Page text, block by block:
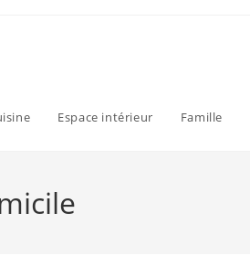
Espace intérieur Famille